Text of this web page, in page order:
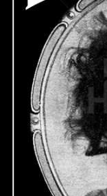
Feinseifen- und